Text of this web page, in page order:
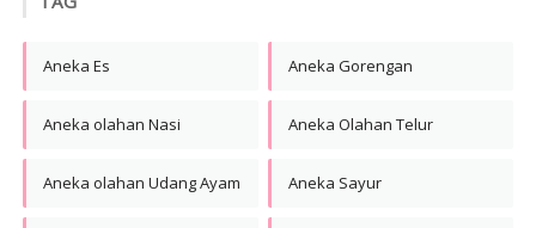
Aneka Es Aneka Gorengan
Aneka olahan Nasi Aneka Olahan Telur
Aneka olahan Udang Ayam Aneka Sayur